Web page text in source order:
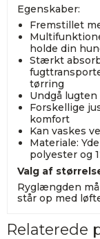
Egenskaber:
Fremstillet
holde din
Stærkt
tørring
Undgå lugten
Forskellige
komfort
Kan vaskes
Materiale:
polyester og
Valg af
Ryglængden
står op med
Relaterede